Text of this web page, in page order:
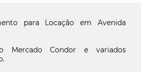
para Locação em Avenida
Mercado Condor e variados